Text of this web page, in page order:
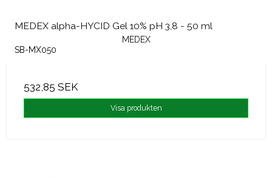
MEDEX alpha-HYCID Gel 10% pH 3,8 - 50 ml
MEDEX
SB-MX050
532,85 SEK
Visa produkten